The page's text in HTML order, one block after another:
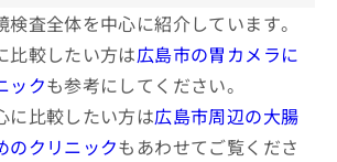
査の基礎知識】これを知ってから内
受けよう！
とは？検査の内容や特徴を解説
査で見つかる病気の一例
査全体を中心に紹介しています。
比較したい方は広島市の胃カメラに
ックも参考にしてください。
に比較したい方は広島市周辺の大腸
のクリニックもあわせてご覧くださ